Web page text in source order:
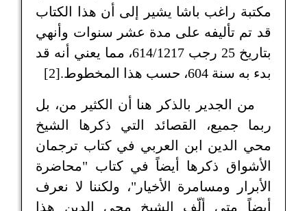
مكتبة راغب باشا يشير إلى أن هذا الكتاب
قد تم تأليفه على مدة عشر سنوات وأنهي
بتاريخ 25 رجب 614/1217، مما يعني أنه قد
بدء به سنة 604، حسب هذا المخطوط.[2]
من الجدير بالذكر هنا أن الكثير من، بل
ربما جميع، القصائد التي ذكرها الشيخ
محي الدين ابن العربي في كتاب ترجمان
الأشواق ذكرها أيضاً في كتاب "محاضرة
الأبرار ومسامرة الأخيار"، ولكننا لا نعرف
أيضاً متى ألّف الشيخ محي الدين هذا